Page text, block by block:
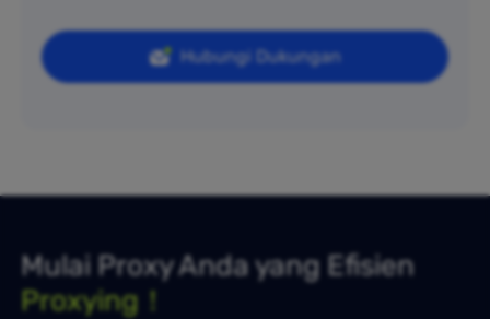
Hubungi Dukungan
Mulai Proxy Anda yang Efisien
Proxying！